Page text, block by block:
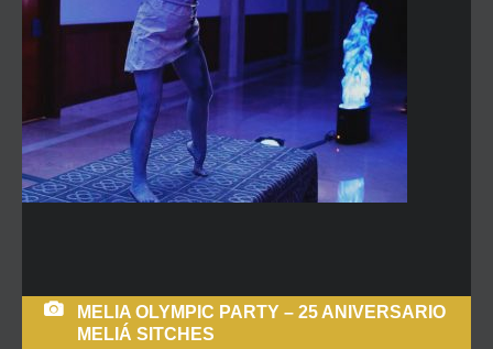
MELIA OLYMPIC PARTY – 25 ANIVERSARIO
MELIÁ SITCHES